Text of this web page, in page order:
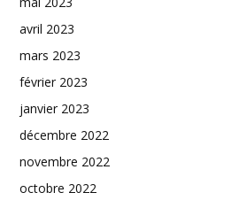
avril 2023
mars 2023
février 2023
janvier 2023
décembre 2022
novembre 2022
octobre 2022